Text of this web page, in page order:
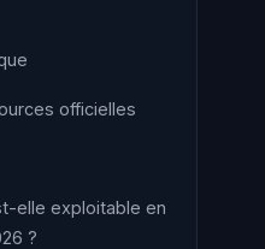
officielles
elle exploitable en
?